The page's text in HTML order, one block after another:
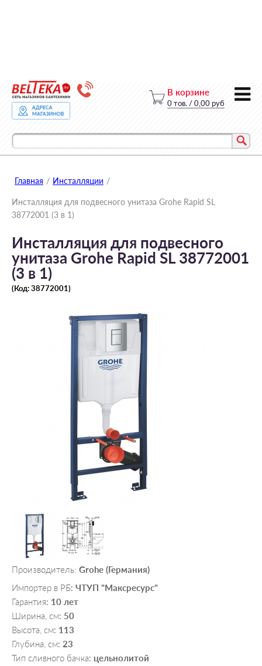
В корзине
Главная / Инсталляции /
Инсталляция для подвесного унитаза Grohe Rapid SL
38772001 (3 в 1)
Инсталляция для подвесного
унитаза Grohe Rapid SL 38772001
(3 в 1)
(Код:38772001)
Производитель: Grohe (Германия)
Импортер в РБ: ЧТУП "Максресурс"
Гарантия: 10 лет
Ширина, см: 50
Высота, см: 113
Глубина, см: 23
Тип сливного бачка: цельнолитой